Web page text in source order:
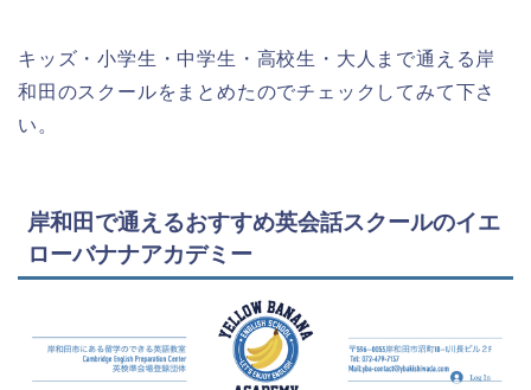
キッズ・小学生・中学生・高校生・大人まで通える岸
和田のスクールをまとめたのでチェックしてみて下さ
い。
岸和田で通えるおすすめ英会話スクールのイエ
ローバナナアカデミー